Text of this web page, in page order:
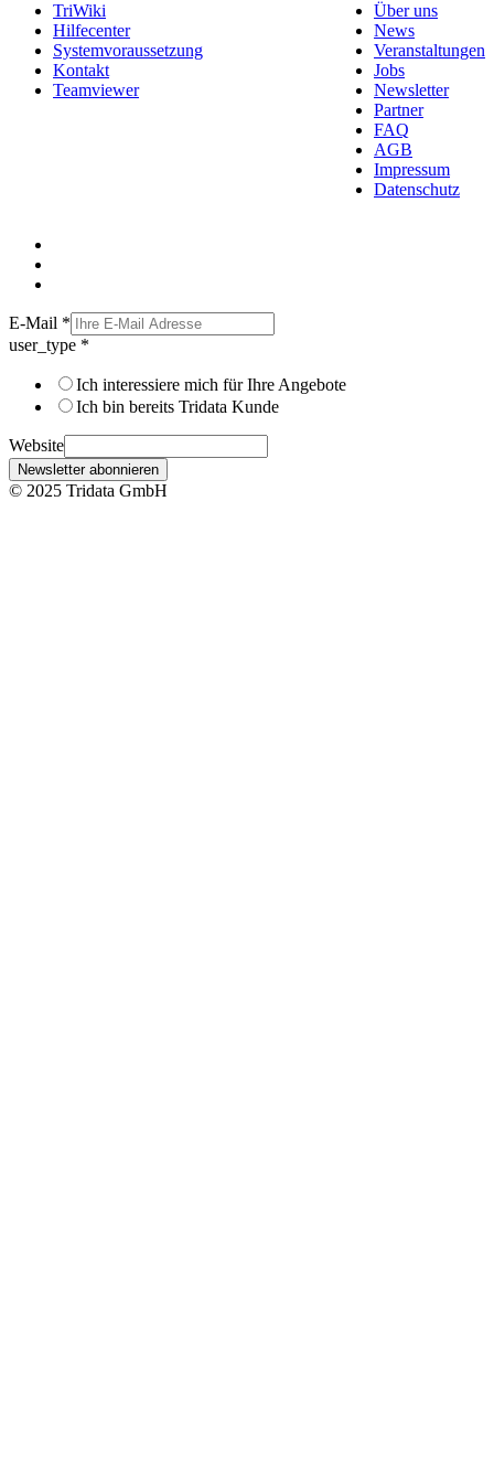
TriWiki
Hilfecenter
Systemvoraussetzung
Kontakt
Teamviewer
Über uns
News
Veranstaltungen
Jobs
Newsletter
Partner
FAQ
AGB
Impressum
Datenschutz
E-Mail *
user_type *
Ich interessiere mich für Ihre Angebote
Ich bin bereits Tridata Kunde
Website
Newsletter abonnieren
© 2025 Tridata GmbH